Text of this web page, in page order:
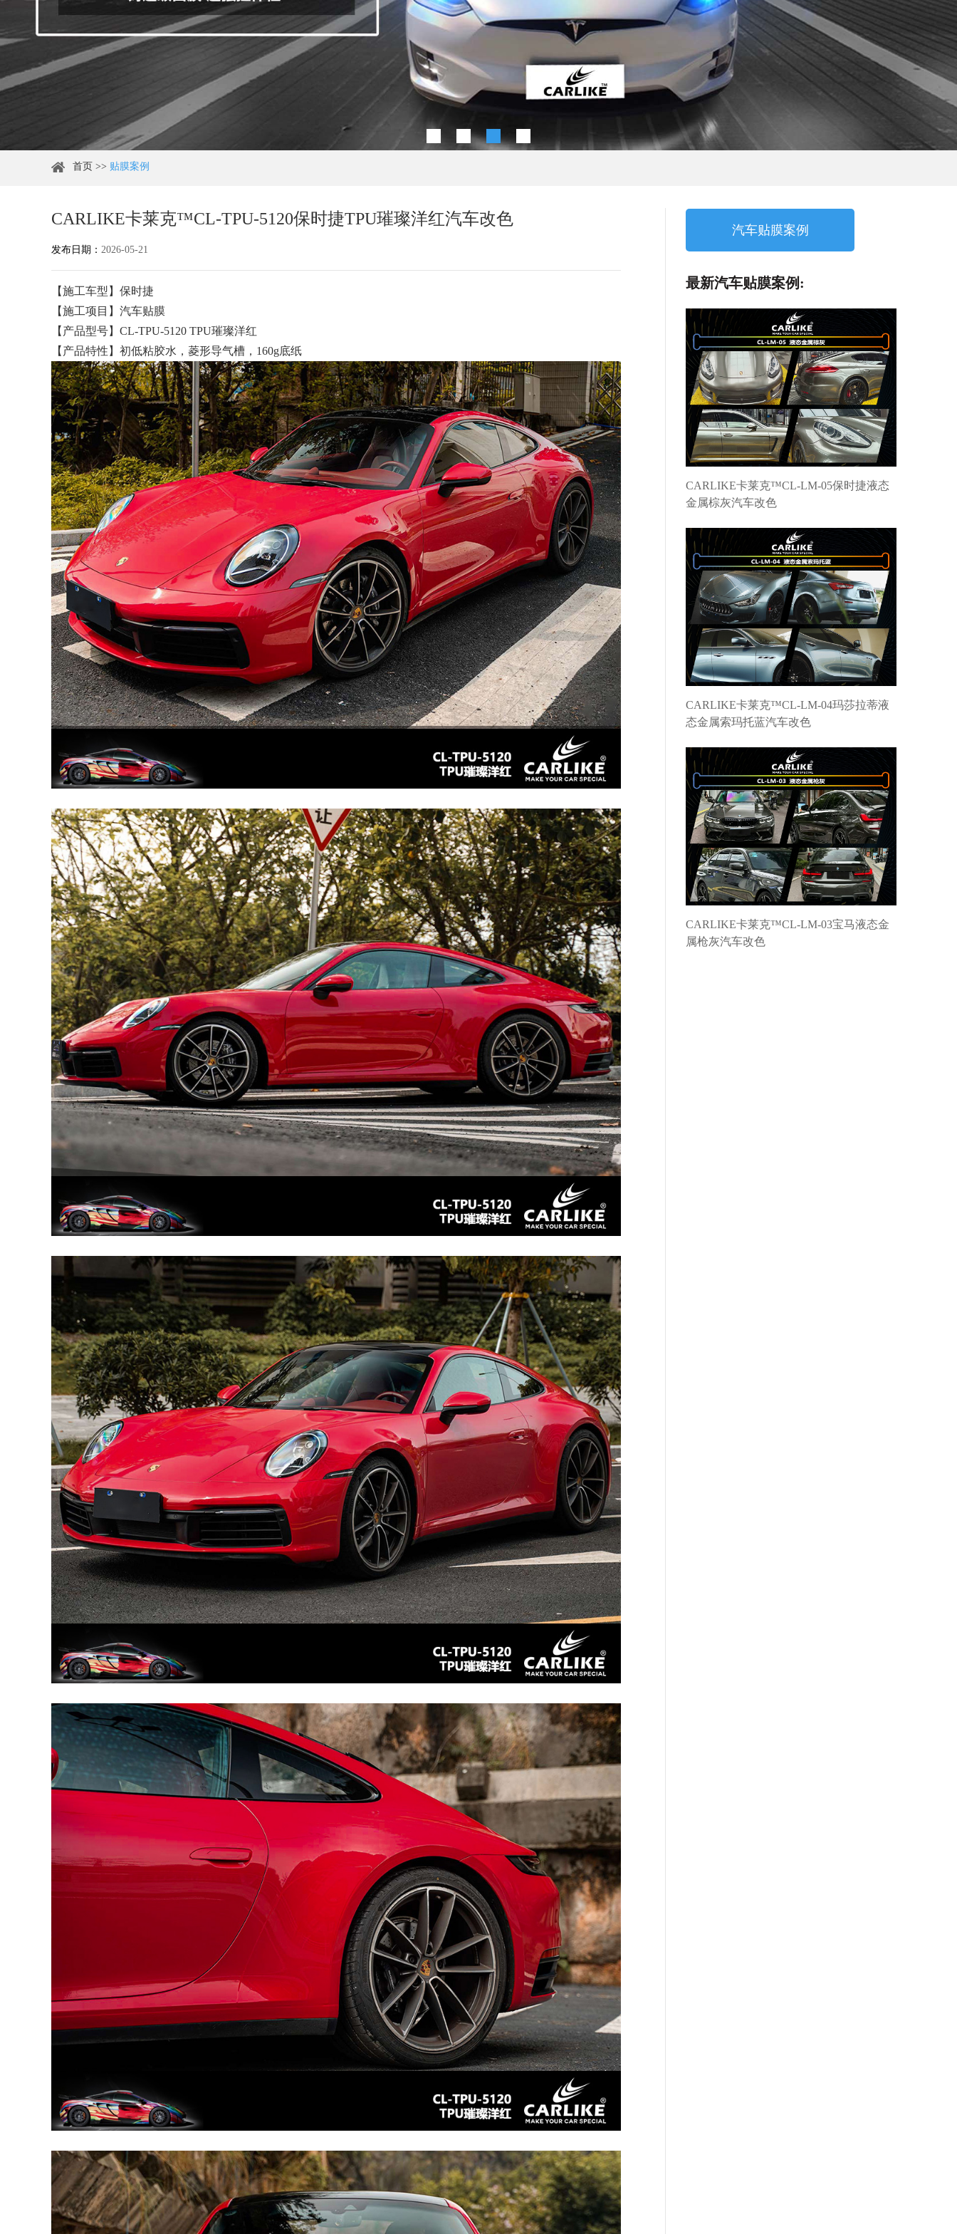
首页 >> 贴膜案例
CARLIKE卡莱克™CL-TPU-5120保时捷TPU璀璨洋红汽车改色
发布日期： 2026-05-21
【施工车型】保时捷
【施工项目】汽车贴膜
【产品型号】CL-TPU-5120 TPU璀璨洋红
【产品特性】初低粘胶水，菱形导气槽，160g底纸
汽车贴膜案例
最新汽车贴膜案例:
CARLIKE卡莱克™CL-LM-05保时捷液态
金属棕灰汽车改色
CARLIKE卡莱克™CL-LM-04玛莎拉蒂液
态金属索玛托蓝汽车改色
CARLIKE卡莱克™CL-LM-03宝马液态金
属枪灰汽车改色